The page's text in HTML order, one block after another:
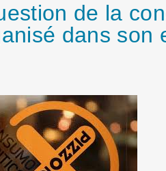
de la
dans son